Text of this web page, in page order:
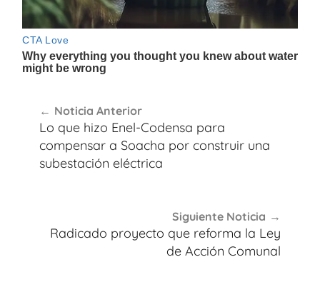
de
entradas
Noticia Anterior
Lo que hizo Enel-Codensa para
compensar a Soacha por construir una
subestación eléctrica
Siguiente Noticia
Radicado proyecto que reforma la Ley
de Acción Comunal